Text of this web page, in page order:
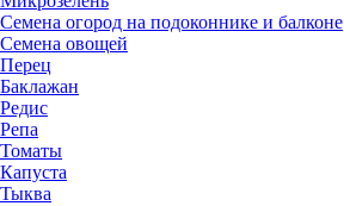
Семена огород на подоконнике и балконе
Семена овощей
Перец
Баклажан
Редис
Репа
Томаты
Капуста
Тыква